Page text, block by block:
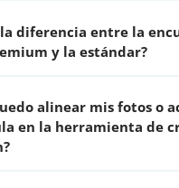
la diferencia entre la
y la estándar?
alinear mis fotos o
en la herramienta de